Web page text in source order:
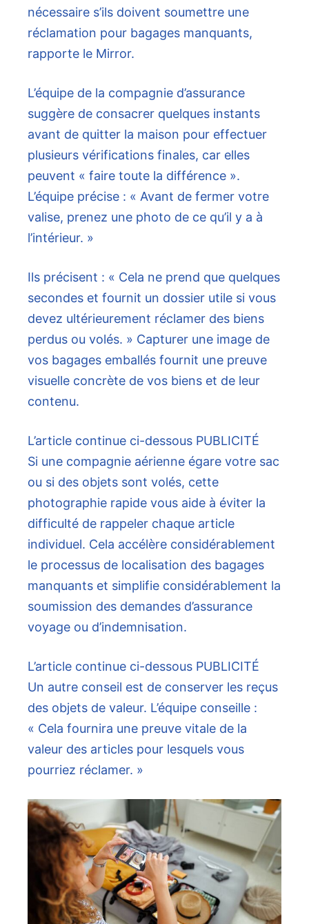
nécessaire s’ils doivent soumettre une
réclamation pour bagages manquants,
rapporte le Mirror.
L’équipe de la compagnie d’assurance
suggère de consacrer quelques instants
avant de quitter la maison pour effectuer
plusieurs vérifications finales, car elles
peuvent « faire toute la différence ».
L’équipe précise : « Avant de fermer votre
valise, prenez une photo de ce qu’il y a à
l’intérieur. »
Ils précisent : « Cela ne prend que quelques
secondes et fournit un dossier utile si vous
devez ultérieurement réclamer des biens
perdus ou volés. » Capturer une image de
vos bagages emballés fournit une preuve
visuelle concrète de vos biens et de leur
contenu.
L’article continue ci-dessous PUBLICITÉ
Si une compagnie aérienne égare votre sac
ou si des objets sont volés, cette
photographie rapide vous aide à éviter la
difficulté de rappeler chaque article
individuel. Cela accélère considérablement
le processus de localisation des bagages
manquants et simplifie considérablement la
soumission des demandes d’assurance
voyage ou d’indemnisation.
L’article continue ci-dessous PUBLICITÉ
Un autre conseil est de conserver les reçus
des objets de valeur. L’équipe conseille :
« Cela fournira une preuve vitale de la
valeur des articles pour lesquels vous
pourriez réclamer. »